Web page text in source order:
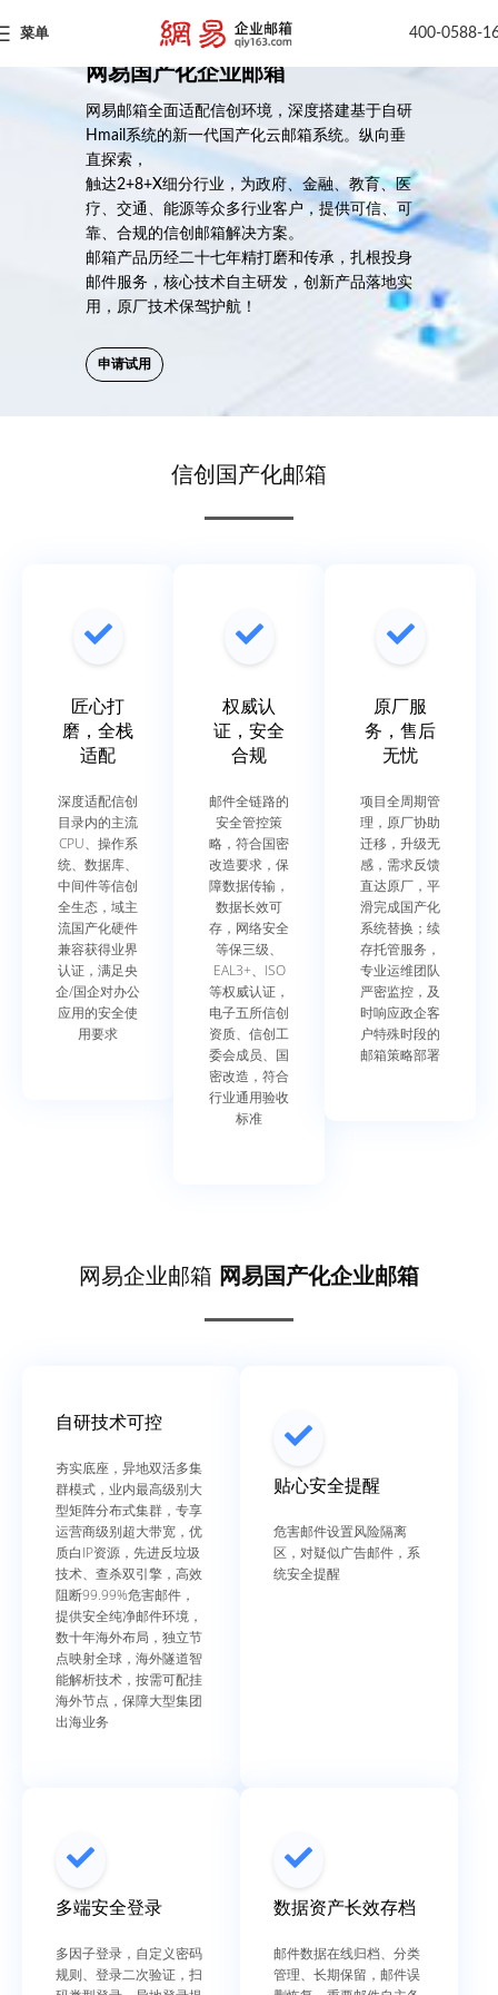
菜单 400-0588-
网易国产化企业邮箱
网易邮箱全面适配信创环境，深度搭建基于自研
Hmail系统的新一代国产化云邮箱系统。纵向垂
直探索，
触达2+8+X细分行业，为政府、金融、教育、医
疗、交通、能源等众多行业客户，提供可信、可
靠、合规的信创邮箱解决方案。
邮箱产品历经二十七年精打磨和传承，扎根投身
邮件服务，核心技术自主研发，创新产品落地实
用，原厂技术保驾护航！
申请试用
信创国产化邮箱
匠心打
磨，全栈
适配
深度适配信创
目录内的主流
CPU、操作系
统、数据库、
中间件等信创
全生态，域主
流国产化硬件
兼容获得业界
认证，满足央
企/国企对办公
应用的安全使
用要求
权威认
证，安全
合规
邮件全链路的
安全管控策
略，符合国密
改造要求，保
障数据传输，
数据长效可
存，网络安全
等保三级、
EAL3+、ISO
等权威认证，
电子五所信创
资质、信创工
委会成员、国
密改造，符合
行业通用验收
标准
原厂服
务，售后
无忧
项目全周期管
理，原厂协助
迁移，升级无
感，需求反馈
直达原厂，平
滑完成国产化
系统替换；续
存托管服务，
专业运维团队
严密监控，及
时响应政企客
户特殊时段的
邮箱策略部署
网易企业邮箱 网易国产化企业邮箱
自研技术可控
夯实底座，异地双活多集
群模式，业内最高级别大
型矩阵分布式集群，专享
运营商级别超大带宽，优
质白IP资源，先进反垃圾
技术、查杀双引擎，高效
阻断99.99%危害邮件，
提供安全纯净邮件环境，
数十年海外布局，独立节
点映射全球，海外隧道智
能解析技术，按需可配挂
海外节点，保障大型集团
出海业务
贴心安全提醒
危害邮件设置风险隔离
区，对疑似广告邮件，系
统安全提醒
多端安全登录
多因子登录，自定义密码
规则、登录二次验证，扫
数据资产长效存档
邮件数据在线归档、分类
管理、长期保留，邮件误